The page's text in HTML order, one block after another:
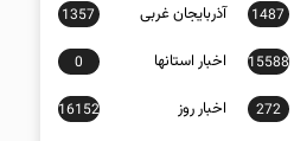
1487 آذربایجان غربی 1357
15588 اخبار استانها 0
272 اخبار روز 16152